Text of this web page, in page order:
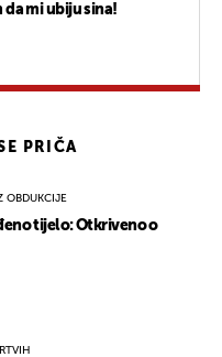
da mi ubiju sina!
PRIČA
OBDUKCIJE
tijelo: Otkriveno o